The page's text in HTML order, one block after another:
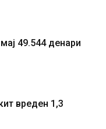
49.544 денари
вреден 1,3